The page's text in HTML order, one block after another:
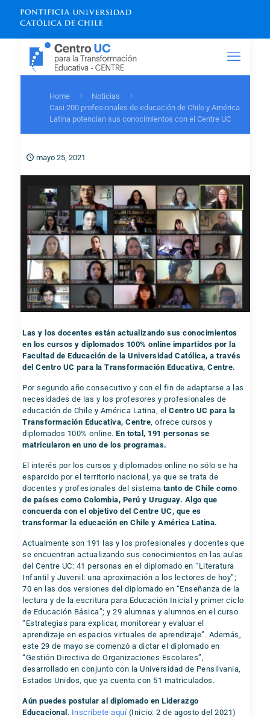
Home
Noticias
Casi 200 profesionales de educación de Chile y América
Latina potencian sus conocimientos con el Centre UC
mayo 25, 2021
Las y los docentes están actualizando sus conocimientos
en los cursos y diplomados 100% online impartidos por la
Facultad de Educación de la Universidad Católica, a través
del Centro UC para la Transformación Educativa, Centre.
Por segundo año consecutivo y con el fin de adaptarse a las
necesidades de las y los profesores y profesionales de
educación de Chile y América Latina, elCentro UC para la
Transformación Educativa, Centre, ofrece cursos y
diplomados 100% online.En total, 191 personas se
matricularon en uno de los programas.
El interés por los cursos y diplomados online no sólo se ha
esparcido por el territorio nacional, ya que se trata de
docentes y profesionales del sistema tanto de Chile como
de países como Colombia, Perú y Uruguay. Algo que
concuerda con el objetivo del Centre UC, que es
transformar la educación en Chile y América Latina.
Actualmente son 191 las y los profesionales y docentes que
se encuentran actualizando sus conocimientos en las aulas
del Centre UC: 41 personas en el diplomado en“Literatura
Infantil y Juvenil: una aproximación a los lectores de hoy”;
70 en las dos versiones del diplomado en “Enseñanza de la
lectura y de la escritura para Educación Inicial y primer ciclo
de Educación Básica”; y 29 alumnas y alumnos en el curso
“Estrategias para explicar, monitorear y evaluar el
aprendizaje en espacios virtuales de aprendizaje”. Además,
este 29 de mayo se comenzó a dictar el diplomado en
“Gestión Directiva de Organizaciones Escolares”,
desarrollado en conjunto con la Universidad de Pensilvania,
Estados Unidos, que ya cuenta con 51 matriculados.
Aún puedes postular al diplomado en Liderazgo
Educacional . Inscríbete aquí(Inicio: 2 de agosto del 2021)